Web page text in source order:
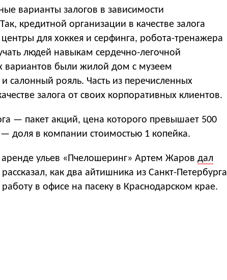
варианты залогов в зависимости
кредитной организации в качестве залога
для хоккея и серфинга, робота-тренажера
людей навыкам сердечно-легочной
вариантов были жилой дом с музеем
салонный рояль. Часть из перечисленных
залога от своих корпоративных клиентов.
— пакет акций, цена которого превышает 500
доля в компании стоимостью 1 копейка.
аренде ульев «Пчелошеринг» Артем Жаров дал
как два айтишника из Санкт-Петербурга
в офисе на пасеку в Краснодарском крае.